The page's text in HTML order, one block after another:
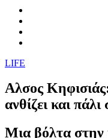
LIFE
Αλσος
ανθίζει και
Μια βόλτα στην